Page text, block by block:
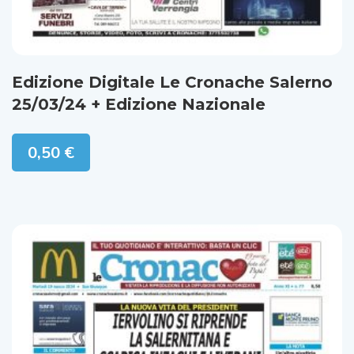
Edizione Digitale Le Cronache Salerno
25/03/24 + Edizione Nazionale
0,50 €